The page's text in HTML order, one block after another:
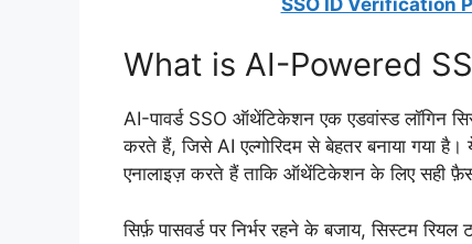
What is AI-Powered
AI-पावर्ड SSO ऑथेंटिकेशन एक एडवांस्ड लॉगिन
करते हैं, जिसे AI एल्गोरिदम से बेहतर बनाया गया
एनालाइज़ करते हैं ताकि ऑथेंटिकेशन के लिए सही
सिर्फ़ पासवर्ड पर निर्भर रहने के बजाय, सिस्टम